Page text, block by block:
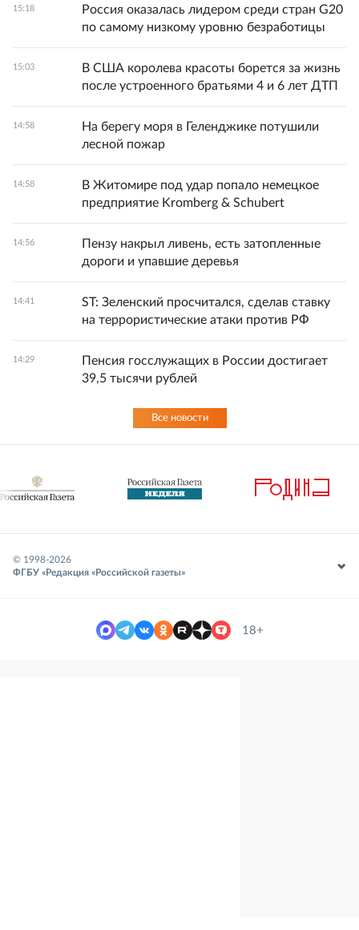
15:18
Россия оказалась лидером среди стран G20
по самому низкому уровню безработицы
15:03
В США королева красоты борется за жизнь
после устроенного братьями 4 и 6 лет ДТП
14:58
На берегу моря в Геленджике потушили
лесной пожар
14:58
В Житомире под удар попало немецкое
предприятие Kromberg & Schubert
14:56
Пензу накрыл ливень, есть затопленные
дороги и упавшие деревья
14:41
ST: Зеленский просчитался, сделав ставку
на террористические атаки против РФ
14:29
Пенсия госслужащих в России достигает
39,5 тысячи рублей
Все новости
© 1998-2026
ФГБУ «Редакция «Российской газеты»
18+